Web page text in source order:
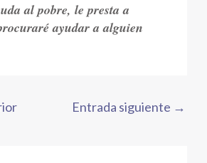
al pobre, le presta a
ayudar a alguien
Entrada siguiente →